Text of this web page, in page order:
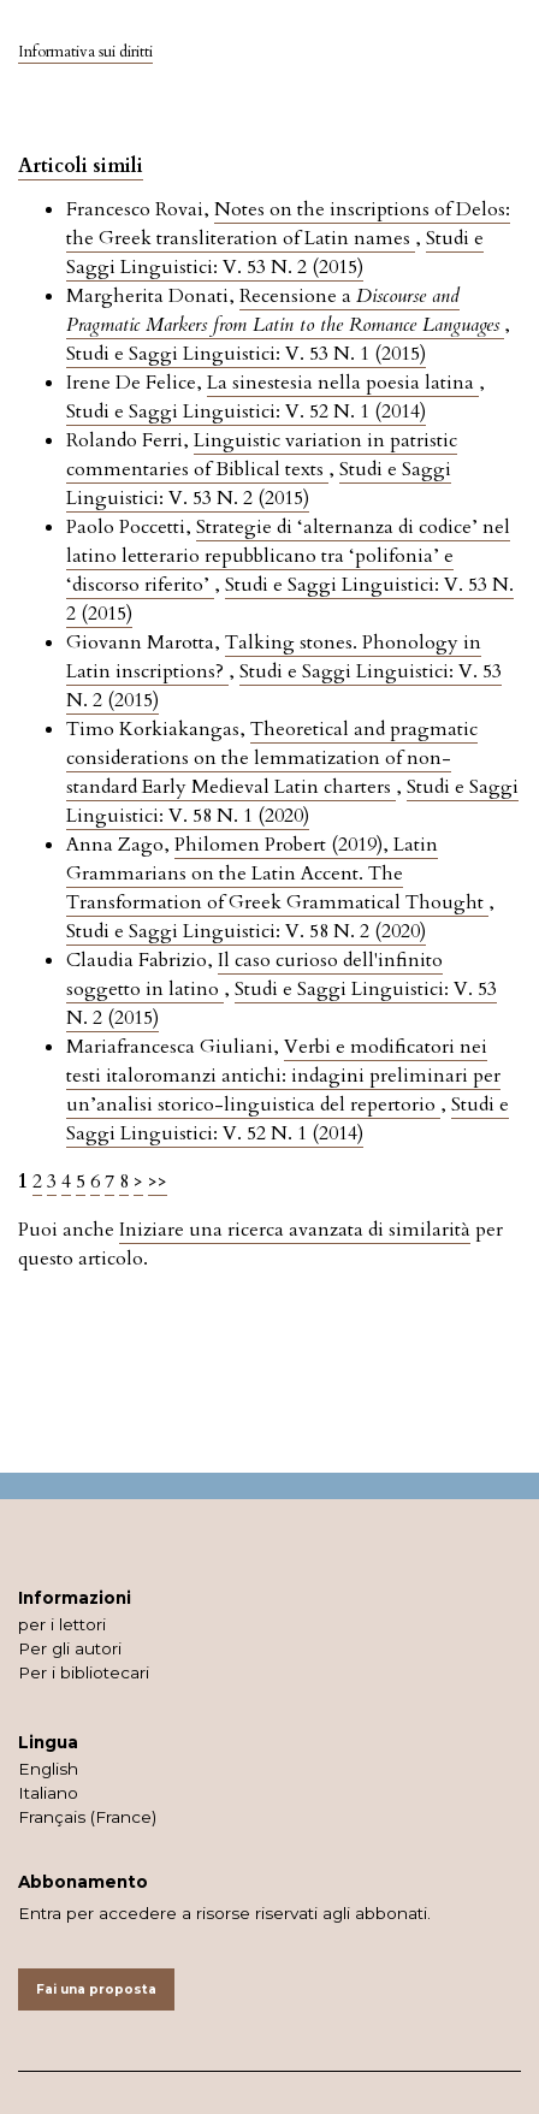
Informativa sui diritti
Articoli simili
Francesco Rovai, Notes on the inscriptions of Delos:
the Greek transliteration of Latin names , Studi e
Saggi Linguistici: V. 53 N. 2 (2015)
Margherita Donati, Recensione a Discourse and
Pragmatic Markers from Latin to the Romance Languages ,
Studi e Saggi Linguistici: V. 53 N. 1 (2015)
Irene De Felice, La sinestesia nella poesia latina ,
Studi e Saggi Linguistici: V. 52 N. 1 (2014)
Rolando Ferri, Linguistic variation in patristic
commentaries of Biblical texts , Studi e Saggi
Linguistici: V. 53 N. 2 (2015)
Paolo Poccetti, Strategie di ‘alternanza di codice’ nel
latino letterario repubblicano tra ‘polifonia’ e
‘discorso riferito’ , Studi e Saggi Linguistici: V. 53 N.
2 (2015)
Giovann Marotta, Talking stones. Phonology in
Latin inscriptions? , Studi e Saggi Linguistici: V. 53
N. 2 (2015)
Timo Korkiakangas, Theoretical and pragmatic
considerations on the lemmatization of non-
standard Early Medieval Latin charters , Studi e Saggi
Linguistici: V. 58 N. 1 (2020)
Anna Zago, Philomen Probert (2019), Latin
Grammarians on the Latin Accent. The
Transformation of Greek Grammatical Thought ,
Studi e Saggi Linguistici: V. 58 N. 2 (2020)
Claudia Fabrizio, Il caso curioso dell'infinito
soggetto in latino , Studi e Saggi Linguistici: V. 53
N. 2 (2015)
Mariafrancesca Giuliani, Verbi e modificatori nei
testi italoromanzi antichi: indagini preliminari per
un’analisi storico-linguistica del repertorio , Studi e
Saggi Linguistici: V. 52 N. 1 (2014)
1 23 4 5 67 8 > >>
Puoi anche Iniziare una ricerca avanzata di similarità per
questo articolo.
Informazioni
per i lettori
Per gli autori
Per i bibliotecari
Lingua
English
Italiano
Français (France)
Abbonamento
Entra per accedere a risorse riservati agli abbonati.
Fai una proposta